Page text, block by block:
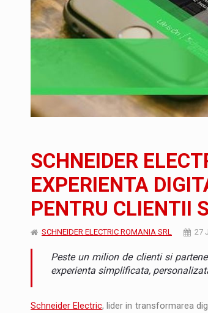
INTERVIURI OUR EDGE WILL COME
INTERVIURI COFFEE IS OUR LOVE
Hard Enduro Piatra
Fondul de investitii
STIRI RANGE ROVER
STIRI JAECOO 5 SHS-H a ajuns
ARTICOLE Proteinmaxxing and the
SCHNEIDER
EXPERIENTA
PENTRU CLIENTII
SCHNEIDER ELECTRIC ROMANIA SRL 27
Peste un milion de clienti si
experienta simplificata,
Schneider Electric, lider in transformarea